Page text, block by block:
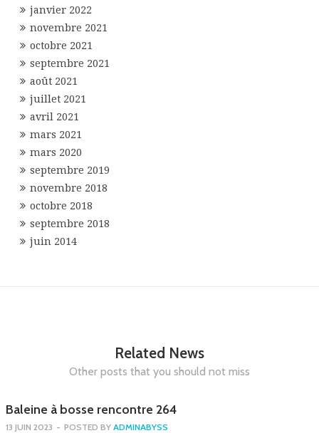
janvier 2022
novembre 2021
octobre 2021
septembre 2021
août 2021
juillet 2021
avril 2021
mars 2021
mars 2020
septembre 2019
novembre 2018
octobre 2018
septembre 2018
juin 2014
Related News
Other posts that you should not miss
Baleine à bosse rencontre 264
13 JUIN 2023 - POSTED BY ADMINABYSS